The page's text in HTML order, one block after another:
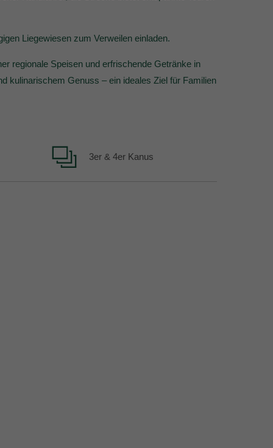
Liegewiesen zum Verweilen einladen.
regionale Speisen und erfrischende Getränke in
kulinarischem Genuss – ein ideales Ziel für Familien
3er & 4er Kanus